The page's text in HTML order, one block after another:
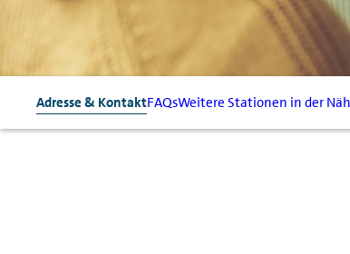
Adresse & KontaktFAQsWeitere Stationen in der